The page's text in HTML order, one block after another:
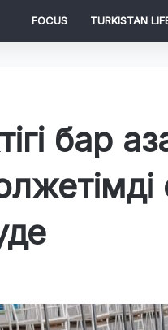
FOCUS TURKISTAN
бар